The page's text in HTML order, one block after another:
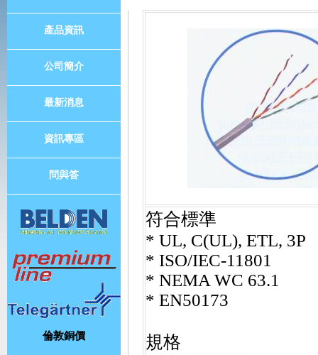
產品資訊
公司簡介
最新消息
資訊專區
問與答
倫敦銅價
符合標準
* UL, C(UL), ETL, 3P
* ISO/IEC-11801
* NEMA WC 63.1
* EN50173
規格